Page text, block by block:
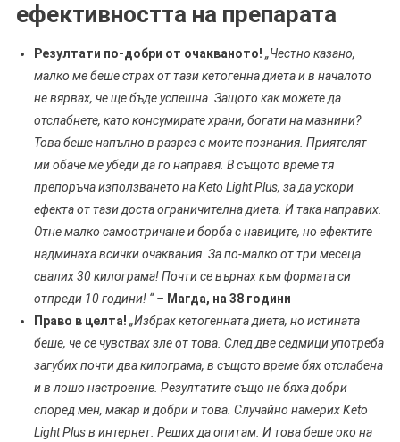
ефективността на препарата
Резултати по-добри от очакваното! „Честно казано,
малко ме беше страх от тази кетогенна диета и в началото
не вярвах, че ще бъде успешна. Защото как можете да
отслабнете, като консумирате храни, богати на мазнини?
Това беше напълно в разрез с моите познания. Приятелят
ми обаче ме убеди да го направя. В същото време тя
препоръча използването на Keto Light Plus, за да ускори
ефекта от тази доста ограничителна диета. И така направих.
Отне малко самоотричане и борба с навиците, но ефектите
надминаха всички очаквания. За по-малко от три месеца
свалих 30 килограма! Почти се върнах към формата си
отпреди 10 години! “ – Магда, на 38 години
Право в целта! „Избрах кетогенната диета, но истината
беше, че се чувствах зле от това. След две седмици употреба
загубих почти два килограма, в същото време бях отслабена
и в лошо настроение. Резултатите също не бяха добри
според мен, макар и добри и това. Случайно намерих Keto
Light Plus в интернет. Реших да опитам. И това беше око на